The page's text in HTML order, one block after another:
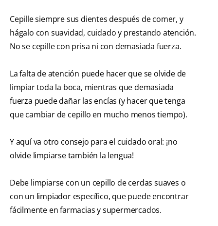
Cepille siempre sus dientes después de comer, y
hágalo con suavidad, cuidado y prestando atención.
No se cepille con prisa ni con demasiada fuerza.
La falta de atención puede hacer que se olvide de
limpiar toda la boca, mientras que demasiada
fuerza puede dañar las encías (y hacer que tenga
que cambiar de cepillo en mucho menos tiempo).
Y aquí va otro consejo para el cuidado oral: ¡no
olvide limpiarse también la lengua!
Debe limpiarse con un cepillo de cerdas suaves o
con un limpiador específico, que puede encontrar
fácilmente en farmacias y supermercados.